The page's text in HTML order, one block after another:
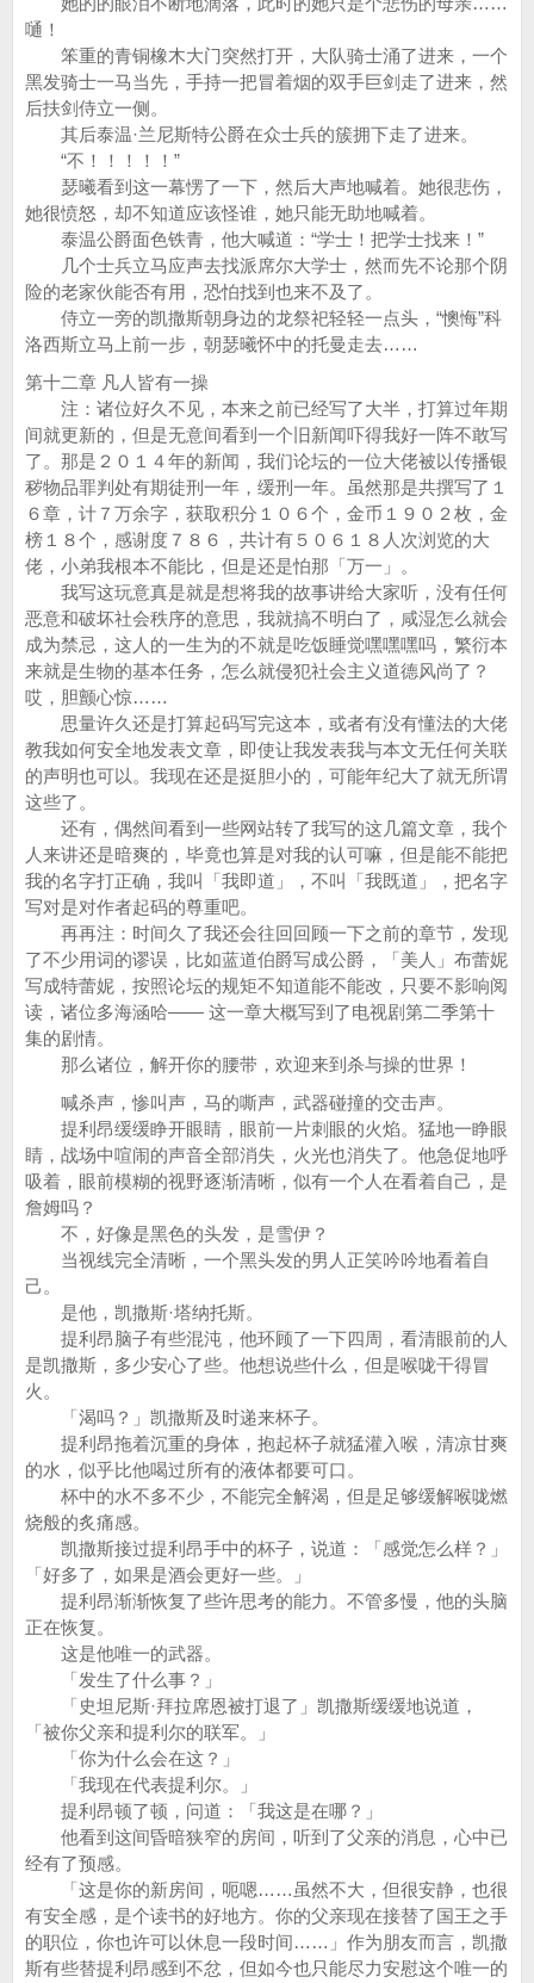
嗵！
笨重的青铜橡木大门突然打开，大队骑士涌了进来，一个
黑发骑士一马当先，手持一把冒着烟的双手巨剑走了进来，然
后扶剑侍立一侧。
其后泰温·兰尼斯特公爵在众士兵的簇拥下走了进来。
“不！！！！！”
瑟曦看到这一幕愣了一下，然后大声地喊着。她很悲伤，
她很愤怒，却不知道应该怪谁，她只能无助地喊着。
泰温公爵面色铁青，他大喊道：“学士！把学士找来！”
几个士兵立马应声去找派席尔大学士，然而先不论那个阴
险的老家伙能否有用，恐怕找到也来不及了。
侍立一旁的凯撒斯朝身边的龙祭祀轻轻一点头，“懊悔”科
洛西斯立马上前一步，朝瑟曦怀中的托曼走去……
第十二章 凡人皆有一操
注：诸位好久不见，本来之前已经写了大半，打算过年期
间就更新的，但是无意间看到一个旧新闻吓得我好一阵不敢写
了。那是２０１４年的新闻，我们论坛的一位大佬被以传播银
秽物品罪判处有期徒刑一年，缓刑一年。虽然那是共撰写了１
６章，计７万余字，获取积分１０６个，金币１９０２枚，金
榜１８个，感谢度７８６，共计有５０６１８人次浏览的大
佬，小弟我根本不能比，但是还是怕那「万一」。
我写这玩意真是就是想将我的故事讲给大家听，没有任何
恶意和破坏社会秩序的意思，我就搞不明白了，咸湿怎么就会
成为禁忌，这人的一生为的不就是吃饭睡觉嘿嘿嘿吗，繁衍本
来就是生物的基本任务，怎么就侵犯社会主义道德风尚了？
哎，胆颤心惊……
思量许久还是打算起码写完这本，或者有没有懂法的大佬
教我如何安全地发表文章，即使让我发表我与本文无任何关联
的声明也可以。我现在还是挺胆小的，可能年纪大了就无所谓
这些了。
还有，偶然间看到一些网站转了我写的这几篇文章，我个
人来讲还是暗爽的，毕竟也算是对我的认可嘛，但是能不能把
我的名字打正确，我叫「我即道」，不叫「我既道」，把名字
写对是对作者起码的尊重吧。
再再注：时间久了我还会往回回顾一下之前的章节，发现
了不少用词的谬误，比如蓝道伯爵写成公爵，「美人」布蕾妮
写成特蕾妮，按照论坛的规矩不知道能不能改，只要不影响阅
读，诸位多海涵哈—— 这一章大概写到了电视剧第二季第十
集的剧情。
那么诸位，解开你的腰带，欢迎来到杀与操的世界！
喊杀声，惨叫声，马的嘶声，武器碰撞的交击声。
提利昂缓缓睁开眼睛，眼前一片刺眼的火焰。猛地一睁眼
睛，战场中喧闹的声音全部消失，火光也消失了。他急促地呼
吸着，眼前模糊的视野逐渐清晰，似有一个人在看着自己，是
詹姆吗？
不，好像是黑色的头发，是雪伊？
当视线完全清晰，一个黑头发的男人正笑吟吟地看着自
己。
是他，凯撒斯·塔纳托斯。
提利昂脑子有些混沌，他环顾了一下四周，看清眼前的人
是凯撒斯，多少安心了些。他想说些什么，但是喉咙干得冒
火。
「渴吗？」凯撒斯及时递来杯子。
提利昂拖着沉重的身体，抱起杯子就猛灌入喉，清凉甘爽
的水，似乎比他喝过所有的液体都要可口。
杯中的水不多不少，不能完全解渴，但是足够缓解喉咙燃
烧般的炙痛感。
凯撒斯接过提利昂手中的杯子，说道：「感觉怎么样？」
「好多了，如果是酒会更好一些。」
提利昂渐渐恢复了些许思考的能力。不管多慢，他的头脑
正在恢复。
这是他唯一的武器。
「发生了什么事？」
「史坦尼斯·拜拉席恩被打退了」凯撒斯缓缓地说道，
「被你父亲和提利尔的联军。」
「你为什么会在这？」
「我现在代表提利尔。」
提利昂顿了顿，问道：「我这是在哪？」
他看到这间昏暗狭窄的房间，听到了父亲的消息，心中已
经有了预感。
「这是你的新房间，呃嗯……虽然不大，但很安静，也很
有安全感，是个读书的好地方。你的父亲现在接替了国王之手
的职位，你也许可以休息一段时间……」作为朋友而言，凯撒
斯有些替提利昂感到不忿，但如今也只能尽力安慰这个唯一的